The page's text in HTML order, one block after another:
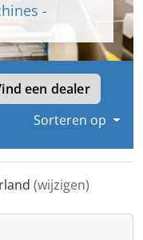
-
een dealer
Sorteren op
(wijzigen)